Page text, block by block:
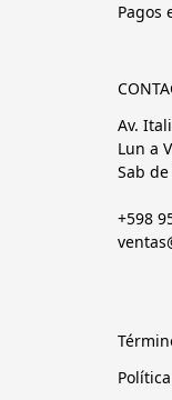
Pagos
Av.
Lun a
Sab
+598